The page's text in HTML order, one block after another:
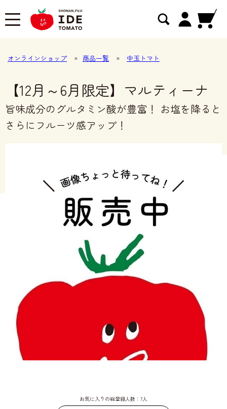
オンラインショップ » 商品一覧 » 中玉トマト
【12月～6月限定】マルティーナ
旨味成分のグルタミン酸が豊富！ お塩を降ると
さらにフルーツ感アップ！
お気に入りの総登録人数：7人